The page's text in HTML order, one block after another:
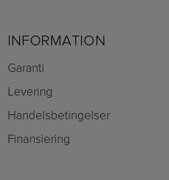
INFORMATION
Garanti
Levering
Handelsbetingelser
Finansiering